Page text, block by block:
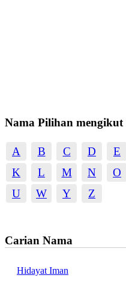
Nama Pilihan
A B C D E
K
L M N O
U
W Y Z
Carian Nama
Hidayat Iman